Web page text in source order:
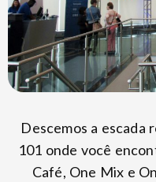
Descemos a escada
101 onde você
Café, One Mix e